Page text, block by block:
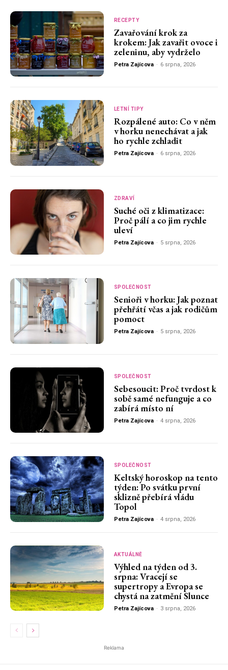
RECEPTY
Zavařování krok za
krokem: Jak zavařit ovoce i
zeleninu, aby vydrželo
Petra Zajícova - 6 srpna, 2026
LETNÍ TIPY
Rozpálené auto: Co v něm
v horku nenechávat a jak
ho rychle zchladit
Petra Zajícova - 6 srpna, 2026
ZDRAVÍ
Suché oči z klimatizace:
Proč pálí a co jim rychle
uleví
Petra Zajícova - 5 srpna, 2026
SPOLEČNOST
Senioři v horku: Jak poznat
přehřátí včas a jak rodičům
pomoct
Petra Zajícova - 5 srpna, 2026
SPOLEČNOST
Sebesoucit: Proč tvrdost k
sobě samé nefunguje a co
zabírá místo ní
Petra Zajícova - 4 srpna, 2026
SPOLEČNOST
Keltský horoskop na tento
týden: Po svátku první
sklizně přebírá vládu
Topol
Petra Zajícova - 4 srpna, 2026
AKTUÁLNĚ
Výhled na týden od 3.
srpna: Vracejí se
supertropy a Evropa se
chystá na zatmění Slunce
Petra Zajícova - 3 srpna, 2026
Reklama